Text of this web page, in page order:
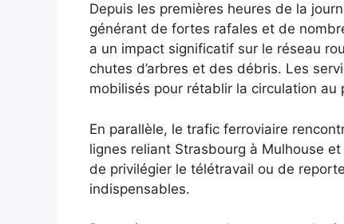
Depuis les premières heures de la
générant de fortes rafales et de
a un impact significatif sur le réseau
chutes d’arbres et des débris. Les
mobilisés pour rétablir la circulation au
En parallèle, le trafic ferroviaire
lignes reliant Strasbourg à Mulhouse
de privilégier le télétravail ou de
indispensables.